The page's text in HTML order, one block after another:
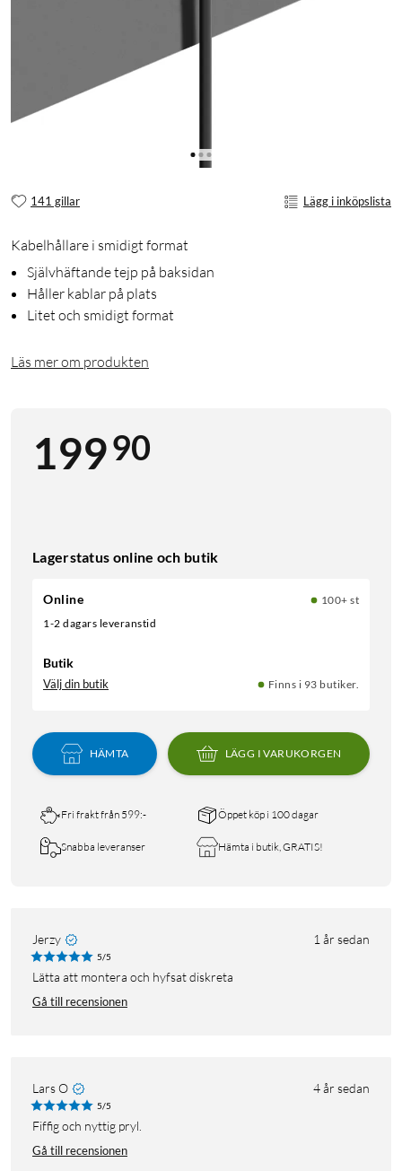
141 gillar Lägg i inköpslista
Kabelhållare i smidigt format
Självhäftande tejp på baksidan
Håller kablar på plats
Litet och smidigt format
Läs mer om produkten
19990
Lagerstatus online och butik
Online
100+ st
1-2 dagars leveranstid
Butik
Välj din butik Finns i 93 butiker.
HÄMTA LÄGG I VARUKORGEN
Fri frakt från 599:- Öppet köp i 100 dagar
Snabba leveranser Hämta i butik, GRATIS!
Jerzy 1 år sedan
5/5
Lätta att montera och hyfsat diskreta
Gå till recensionen
Lars O 4 år sedan
5/5
Fiffig och nyttig pryl.
Gå till recensionen